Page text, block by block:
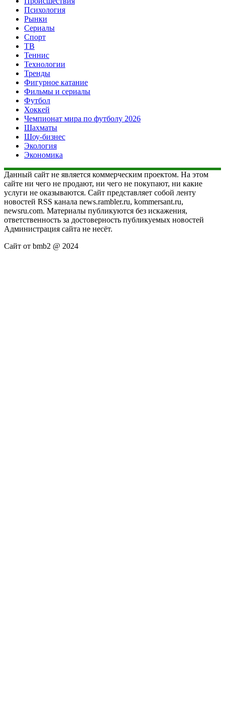
Психология
Рынки
Сериалы
Спорт
ТВ
Теннис
Технологии
Тренды
Фигурное катание
Фильмы и сериалы
Футбол
Хоккей
Чемпионат мира по футболу 2026
Шахматы
Шоу-бизнес
Экология
Экономика
Данный сайт не является коммерческим проектом. На этом
сайте ни чего не продают, ни чего не покупают, ни какие
услуги не оказываются. Сайт представляет собой ленту
новостей RSS канала news.rambler.ru, kommersant.ru,
newsru.com. Материалы публикуются без искажения,
ответственность за достоверность публикуемых новостей
Администрация сайта не несёт.
Сайт от bmb2 @ 2024